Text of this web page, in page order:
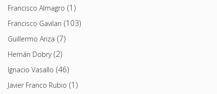
Francisco Almagro (1)
Francisco Gavilan (103)
Guillermo Ariza (7)
Hernán Dobry(2)
Ignacio Vasallo (46)
Javier Franco Rubio (1)